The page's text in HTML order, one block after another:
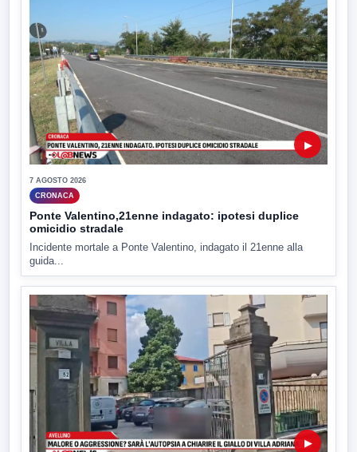
▶
7 AGOSTO 2026
CRONACA
Ponte Valentino,21enne indagato: ipotesi duplice
omicidio stradale
Incidente mortale a Ponte Valentino, indagato il 21enne alla
guida...
▶